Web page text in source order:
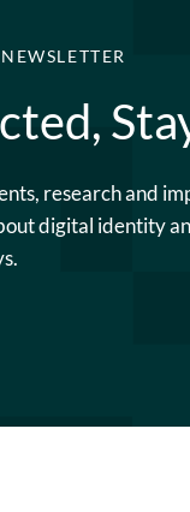
research and
digital identity